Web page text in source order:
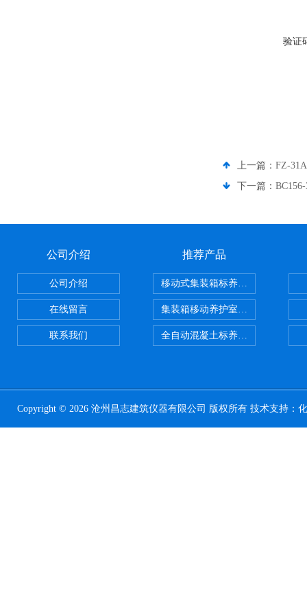
验证
上一篇： FZ-
下一篇：
公司介绍
公司介绍
在线留言
联系我们
推荐产品
移动式集装箱标养室 养护室设备
集装箱移动养护室 标养室
全自动混凝土标养室恒温恒湿设备
Copyright © 2026 沧州昌志建筑仪器有限公司 版权所有 技术支持：